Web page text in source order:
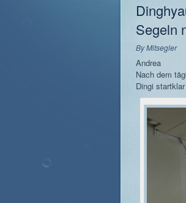
Segeln
ByMitsegler
Andrea
Nach dem
Dingi